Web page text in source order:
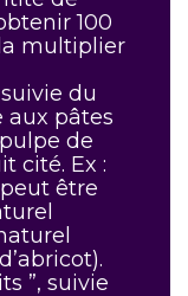
100
multiplier
du
aux pâtes
de
cité. Ex :
être
”, suivie